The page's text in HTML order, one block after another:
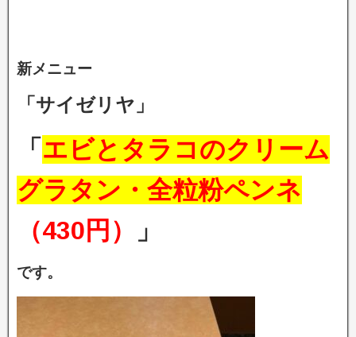
新メニュー
「サイゼリヤ」
「 エビとタラコのクリーム
グラタン・全粒粉ペンネ
（430円）
」
です。